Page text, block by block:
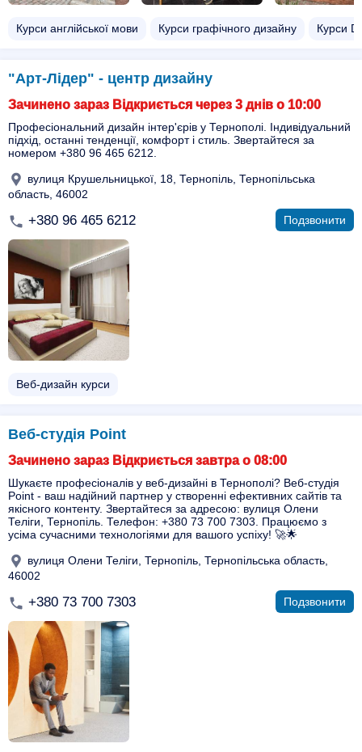
Курси англійської мови Курси графічного дизайну Курси
"Арт-Лідер" - центр дизайну
Зачинено зараз Відкриється через 3 днів о 10:00
Професіональний дизайн інтер'єрів у Тернополі. Індивідуальний
підхід, останні тенденції, комфорт і стиль. Звертайтеся за
номером +380 96 465 6212.
вулиця Крушельницької, 18, Тернопіль, Тернопільська
область, 46002
+380 96 465 6212 Подзвонити
Веб-дизайн курси
Веб-студія Point
Зачинено зараз Відкриється завтра о 08:00
Шукаєте професіоналів у веб-дизайні в Тернополі? Веб-студія
Point - ваш надійний партнер у створенні ефективних сайтів та
якісного контенту. Звертайтеся за адресою: вулиця Олени
Теліги, Тернопіль. Телефон: +380 73 700 7303. Працюємо з
усіма сучасними технологіями для вашого успіху! 🚀🌟
вулиця Олени Теліги, Тернопіль, Тернопільська область,
46002
+380 73 700 7303 Подзвонити